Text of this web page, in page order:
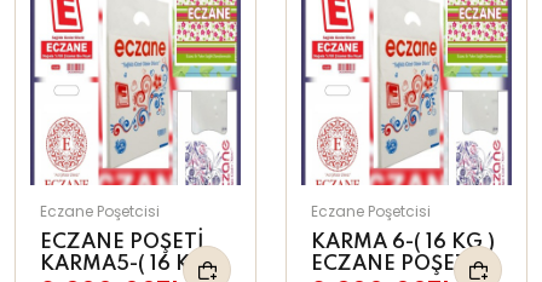
Eczane Poşetcisi
ECZANE POŞETİ
KARMA5-( 16 KG )
Eczane Poşetcisi
KARMA 6-( 16 KG )
ECZANE POŞETİ